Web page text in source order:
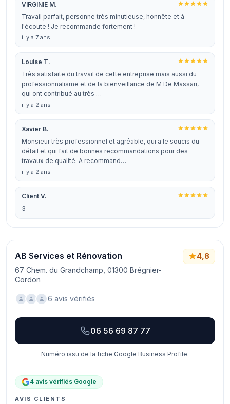
VIRGINIE M.
Travail parfait, personne très minutieuse, honnête et à
l'écoute ! Je recommande fortement !
il y a 7 ans
Louise T.
Très satisfaite du travail de cette entreprise mais aussi du
professionnalisme et de la bienveillance de M De Massari,
qui ont contribué au très …
il y a 2 ans
Xavier B.
Monsieur très professionnel et agréable, qui a le soucis du
détail et qui fait de bonnes recommandations pour des
travaux de qualité. A recommand…
il y a 2 ans
Client V.
3
AB Services et Rénovation
67 Chem. du Grandchamp, 01300 Brégnier-
Cordon
4,8
6 avis vérifiés
06 56 69 87 77
Numéro issu de la fiche Google Business Profile.
4 avis vérifiés Google
AVIS CLIENTS